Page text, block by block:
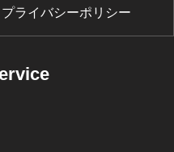
プライバシーポリシー